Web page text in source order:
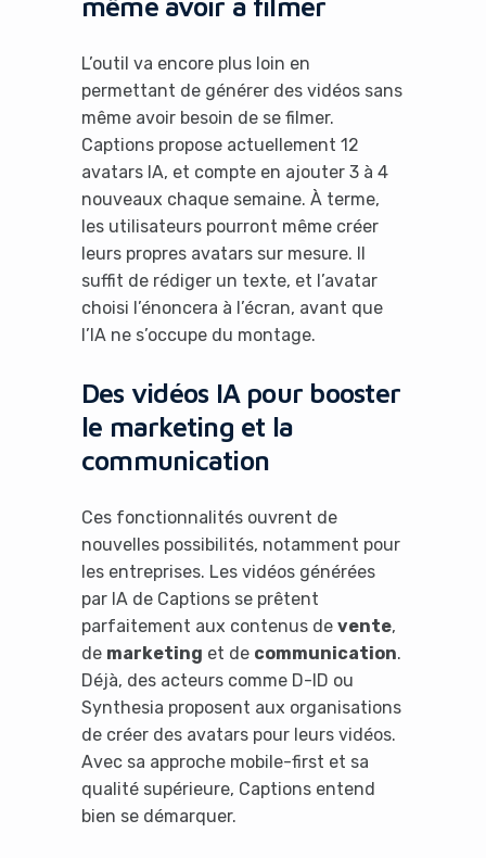
L’outil va encore plus loin en
permettant de générer des vidéos sans
même avoir besoin de se filmer.
Captions propose actuellement 12
avatars IA, et compte en ajouter 3 à 4
nouveaux chaque semaine. À terme,
les utilisateurs pourront même créer
leurs propres avatars sur mesure. Il
suffit de rédiger un texte, et l’avatar
choisi l’énoncera à l’écran, avant que
l’IA ne s’occupe du montage.
Des vidéos IA pour booster
le marketing et la
communication
Ces fonctionnalités ouvrent de
nouvelles possibilités, notamment pour
les entreprises. Les vidéos générées
par IA de Captions se prêtent
parfaitement aux contenus de vente,
de marketing et de communication.
Déjà, des acteurs comme D-ID ou
Synthesia proposent aux organisations
de créer des avatars pour leurs vidéos.
Avec sa approche mobile-first et sa
qualité supérieure, Captions entend
bien se démarquer.